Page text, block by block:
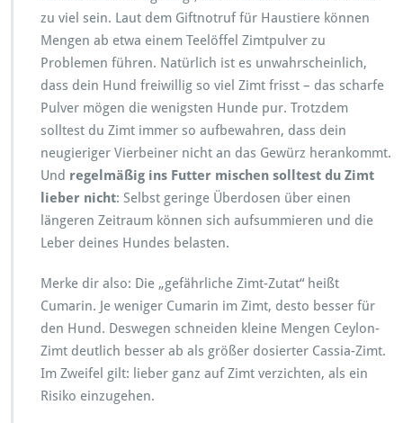
zu viel sein. Laut dem Giftnotruf für Haustiere können
Mengen ab etwa einem Teelöffel Zimtpulver zu
Problemen führen. Natürlich ist es unwahrscheinlich,
dass dein Hund freiwillig so viel Zimt frisst – das scharfe
Pulver mögen die wenigsten Hunde pur. Trotzdem
solltest du Zimt immer so aufbewahren, dass dein
neugieriger Vierbeiner nicht an das Gewürz herankommt.
Und regelmäßig ins Futter mischen solltest du Zimt
lieber nicht: Selbst geringe Überdosen über einen
längeren Zeitraum können sich aufsummieren und die
Leber deines Hundes belasten.
Merke dir also: Die „gefährliche Zimt-Zutat“ heißt
Cumarin. Je weniger Cumarin im Zimt, desto besser für
den Hund. Deswegen schneiden kleine Mengen Ceylon-
Zimt deutlich besser ab als größer dosierter Cassia-Zimt.
Im Zweifel gilt: lieber ganz auf Zimt verzichten, als ein
Risiko einzugehen.